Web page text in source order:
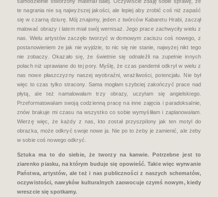
te nagrania nie są najwyższej jakości, ale lepiej aby zrobić coś niż zapaść
się w czarną dziurę. Mój znajomy, jeden z twórców Kabaretu Hrabi, zaczął
malować obrazy i latem miał swój wernisaż. Jego prace zachwyciły wielu z
nas. Wielu artystów zaczęło tworzyć w domowym zaciszu coś nowego, z
postanowieniem że jak nie wyjdzie, to nic się nie stanie, najwyżej nikt tego
nie zobaczy. Okazało się, że świetnie się odnaleźli na zupełnie innych
polach niż uprawiane do tej pory. Myślę, że czas pandemii odkrył w wielu z
nas nowe płaszczyzny naszej wyobraźni, wrażliwości, potencjału. Nie był
więc to czas tylko stracony. Sama mogłam szybciej zakończyć prace nad
płytą, ale też namalowałam trzy obrazy, uczyłam się angielskiego.
Przeformatowałam swoją codzienną pracę na inne zajęcia i paradoksalnie,
znów brakuje mi czasu na wszystko co sobie wymyśliłam i zaplanowałam.
Wierzę więc, że każdy z nas, kto został przyszpilony jak ten motyl do
obrazka, może odkryć swoje nowe ja. Nie po to żeby je zamienić, ale żeby
w sobie coś nowego odkryć.
Sztuka ma to do siebie, że tworzy na kanwie. Potrzebne jest to
ziarenko piasku, na którym buduje się opowieść. Takie więc wyrwanie
Państwa, artystów, ale też i nas publiczności z naszych schematów,
oczywistości, nawyków kulturalnych zaowocuje czymś nowym, kiedy
wreszcie się spotkamy.